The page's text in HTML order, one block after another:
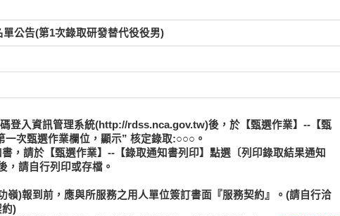
公告(第1次錄取研發替代役役男)
登入資訊管理系統(http://rdss.nca.gov.tw)後，於【甄選作業】--【甄
次甄選作業欄位，顯示” 核定錄取:○○○。
，請於【甄選作業】--【錄取通知書列印】點選〔列印錄取結果通知
，請自行列印或存檔。
嶺)報到前，應與所服務之用人單位簽訂書面『服務契約』。(請自行洽
約)